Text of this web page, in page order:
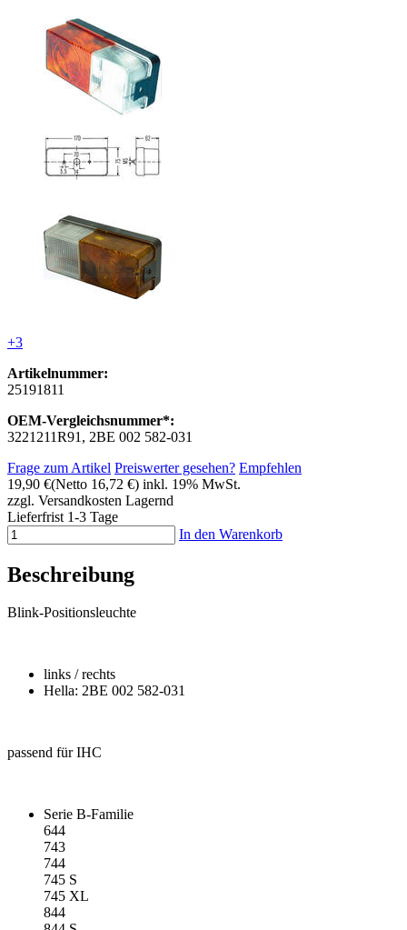
+3
Artikelnummer:
25191811
OEM-Vergleichsnummer*:
3221211R91, 2BE 002 582-031
Frage zum Artikel Preiswerter gesehen? Empfehlen
19,90 €(Netto 16,72 €) inkl. 19% MwSt.
zzgl. Versandkosten Lagernd
Lieferfrist 1-3 Tage
In den Warenkorb
Beschreibung
Blink-Positionsleuchte
links / rechts
Hella: 2BE 002 582-031
passend für IHC
Serie B-Familie
644
743
744
745 S
745 XL
844